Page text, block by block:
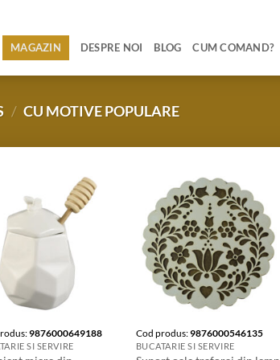
MAGAZIN DESPRE NOI BLOG CUM COMAND?
/ CU MOTIVE POPULARE
9876000649188
SI SERVIRE
Cod produs:9876000546135
BUCATARIE SI SERVIRE